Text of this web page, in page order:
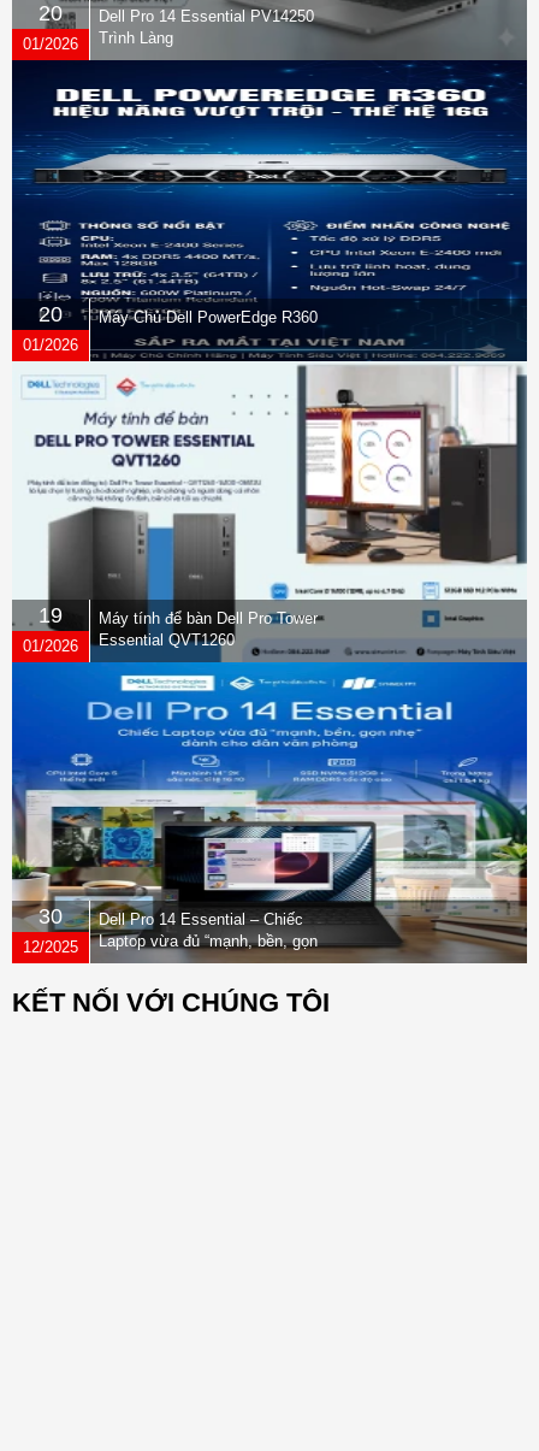
20
01/2026
Dell Pro 14 Essential PV14250
Trình Làng
20
01/2026
Máy Chủ Dell PowerEdge R360
19
01/2026
Máy tính để bàn Dell Pro Tower
Essential QVT1260
30
12/2025
Dell Pro 14 Essential – Chiếc
Laptop vừa đủ “mạnh, bền, gọn
nhẹ” dành cho dân văn phòng
KẾT NỐI VỚI CHÚNG TÔI